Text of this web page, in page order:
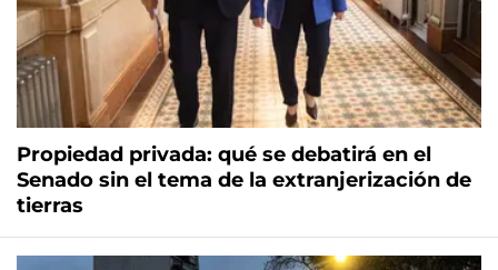
Propiedad privada: qué se debatirá en el
Senado sin el tema de la extranjerización de
tierras